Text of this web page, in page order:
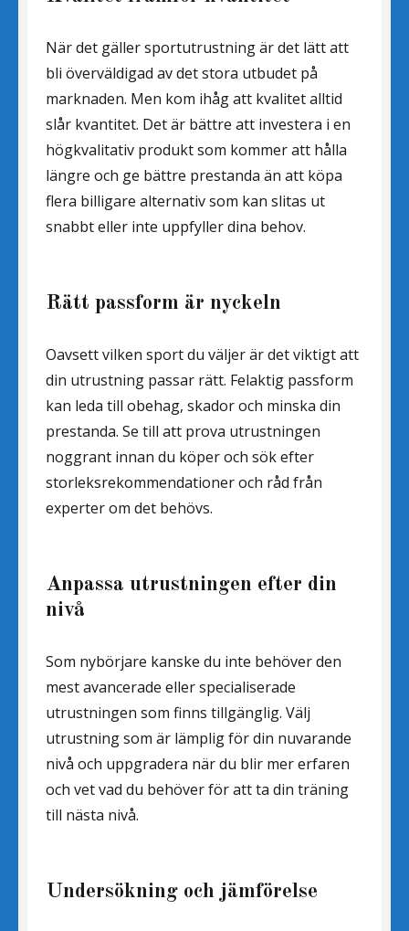
När det gäller sportutrustning är det lätt att
bli överväldigad av det stora utbudet på
marknaden. Men kom ihåg att kvalitet alltid
slår kvantitet. Det är bättre att investera i en
högkvalitativ produkt som kommer att hålla
längre och ge bättre prestanda än att köpa
flera billigare alternativ som kan slitas ut
snabbt eller inte uppfyller dina behov.
Rätt passform är nyckeln
Oavsett vilken sport du väljer är det viktigt att
din utrustning passar rätt. Felaktig passform
kan leda till obehag, skador och minska din
prestanda. Se till att prova utrustningen
noggrant innan du köper och sök efter
storleksrekommendationer och råd från
experter om det behövs.
Anpassa utrustningen efter din
nivå
Som nybörjare kanske du inte behöver den
mest avancerade eller specialiserade
utrustningen som finns tillgänglig. Välj
utrustning som är lämplig för din nuvarande
nivå och uppgradera när du blir mer erfaren
och vet vad du behöver för att ta din träning
till nästa nivå.
Undersökning och jämförelse